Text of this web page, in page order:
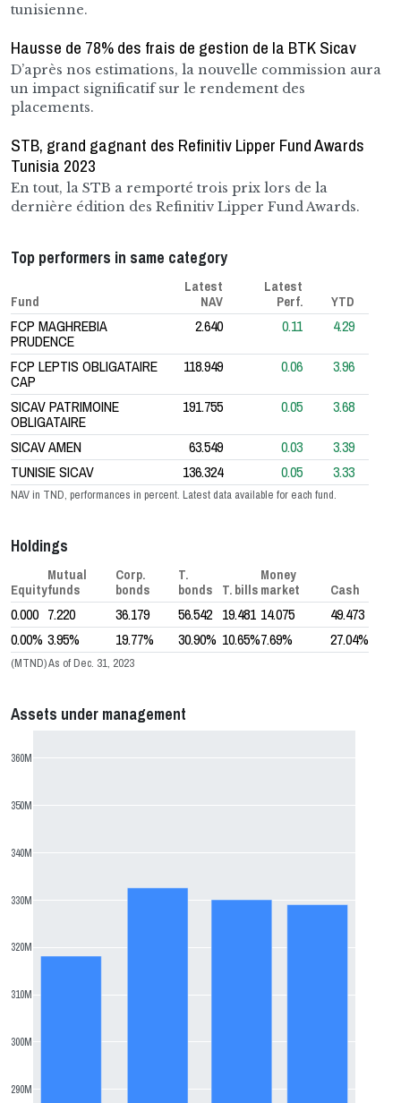
tunisienne.
Hausse de 78% des frais de gestion de la BTK Sicav
D’après nos estimations, la nouvelle commission aura
un impact significatif sur le rendement des
placements.
STB, grand gagnant des Refinitiv Lipper Fund Awards
Tunisia 2023
En tout, la STB a remporté trois prix lors de la
dernière édition des Refinitiv Lipper Fund Awards.
Top performers in same category
NAV in TND, performances in percent. Latest data available for each fund.
Fund
Latest
NAV
Latest
Perf.
YTD
FCP MAGHREBIA
PRUDENCE
2.640 0.11 4.29
FCP LEPTIS OBLIGATAIRE
CAP
118.949 0.06 3.96
SICAV PATRIMOINE
OBLIGATAIRE
191.755 0.05 3.68
SICAV AMEN 63.549 0.03
3.39
TUNISIE SICAV
136.324 0.05 3.33
Holdings
(MTND) As of Dec. 31, 2023
Equity
Mutual
funds
Corp.
bonds
T.
bonds
T. bills
Money
market
Cash
0.000 7.220 36.179 56.542 19.481 14.075
49.473
0.00% 3.95% 19.77% 30.90% 10.65%7.69% 27.04%
Assets under management
290M
300M
310M
320M
330M
340M
350M
360M